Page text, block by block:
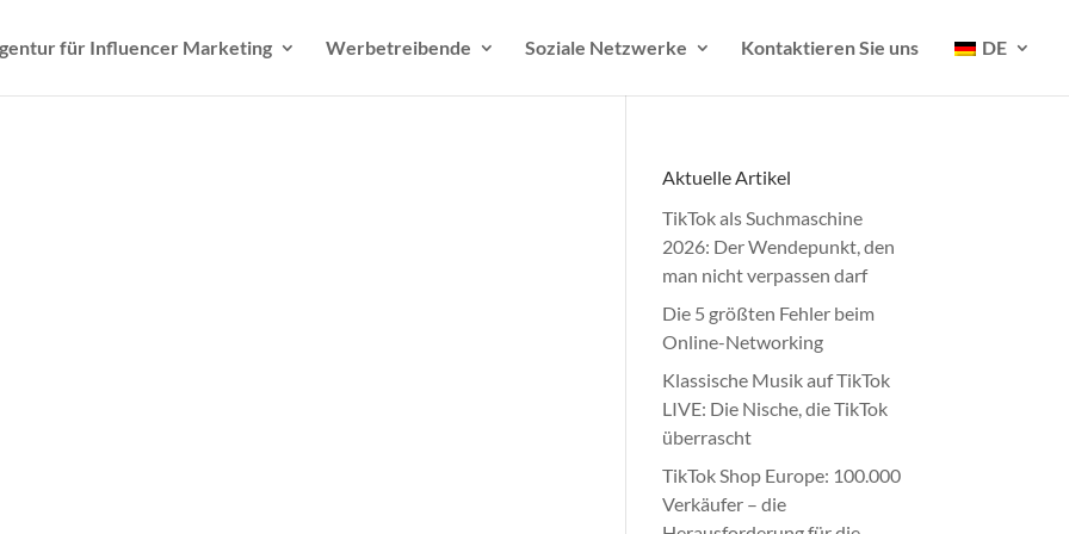
für Influencer Marketing Werbetreibende Soziale Netzwerke Kontaktieren Sie uns DE
Aktuelle Artikel
TikTok als Suchmaschine
2026: Der Wendepunkt, den
man nicht verpassen darf
Die 5 größten Fehler beim
Online-Networking
Klassische Musik auf TikTok
LIVE: Die Nische, die TikTok
überrascht
TikTok Shop Europe: 100.000
Verkäufer – die